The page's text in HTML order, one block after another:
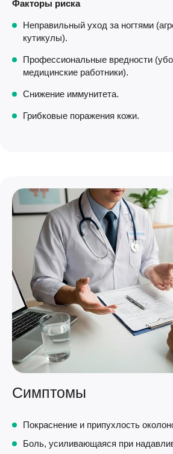
Факторы риска
Неправильный уход за ногтями
кутикулы).
Профессиональные вредности
медицинские работники).
Снижение иммунитета.
Грибковые поражения кожи.
Симптомы
Покраснение и припухлость
Боль, усиливающаяся при